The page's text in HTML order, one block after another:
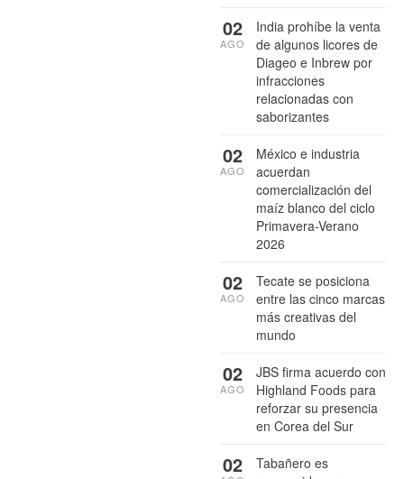
India prohíbe la venta
de algunos licores de
Diageo e Inbrew por
infracciones
relacionadas con
saborizantes
02
AGO
México e industria
acuerdan
comercialización del
maíz blanco del ciclo
Primavera-Verano
2026
02
AGO
Tecate se posiciona
entre las cinco marcas
más creativas del
mundo
02
AGO
JBS firma acuerdo con
Highland Foods para
reforzar su presencia
en Corea del Sur
02
AGO
Tabañero es
02